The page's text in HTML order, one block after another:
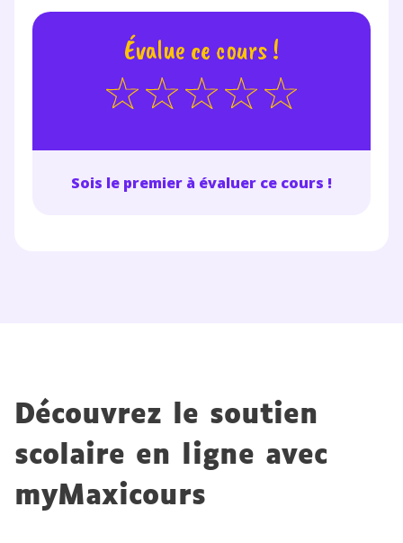
Évalue ce cours !
Sois le premier à évaluer ce cours !
Découvrez le soutien
scolaire en ligne avec
myMaxicours